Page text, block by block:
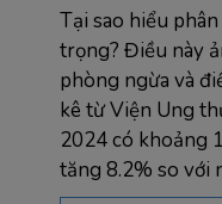
Tại sao hiểu
trọng? Điều này
phòng ngừa và
kê từ Viện Ung
2024 có khoảng
tăng 8.2% so với